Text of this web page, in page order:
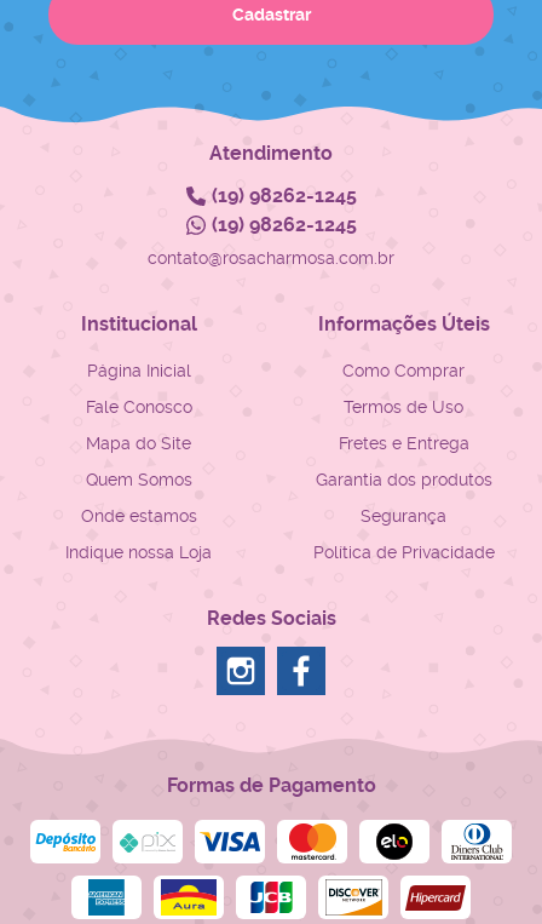
Cadastrar
Atendimento
(19)98262-1245
(19)98262-1245
contato@rosacharmosa.com.br
Institucional
Página Inicial
Fale Conosco
Mapa do Site
Quem Somos
Onde estamos
Indique nossa Loja
Informações Úteis
Como Comprar
Termos de Uso
Fretes e Entrega
Garantia dos produtos
Segurança
Política de Privacidade
Redes Sociais
Formas de Pagamento